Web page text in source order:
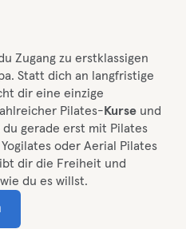
Zugang zu erstklassigen
Statt dich an langfristige
dir eine einzige
Pilates- Kurse und
du gerade erst mit Pilates
oder Aerial Pilates
dir die Freiheit und
du es willst.